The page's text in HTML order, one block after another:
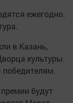
ежегодно.
в Казань,
культуры.
будут